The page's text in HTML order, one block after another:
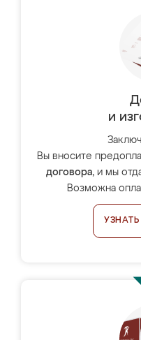
и
Вы вносите
договора, и мы
Возможна